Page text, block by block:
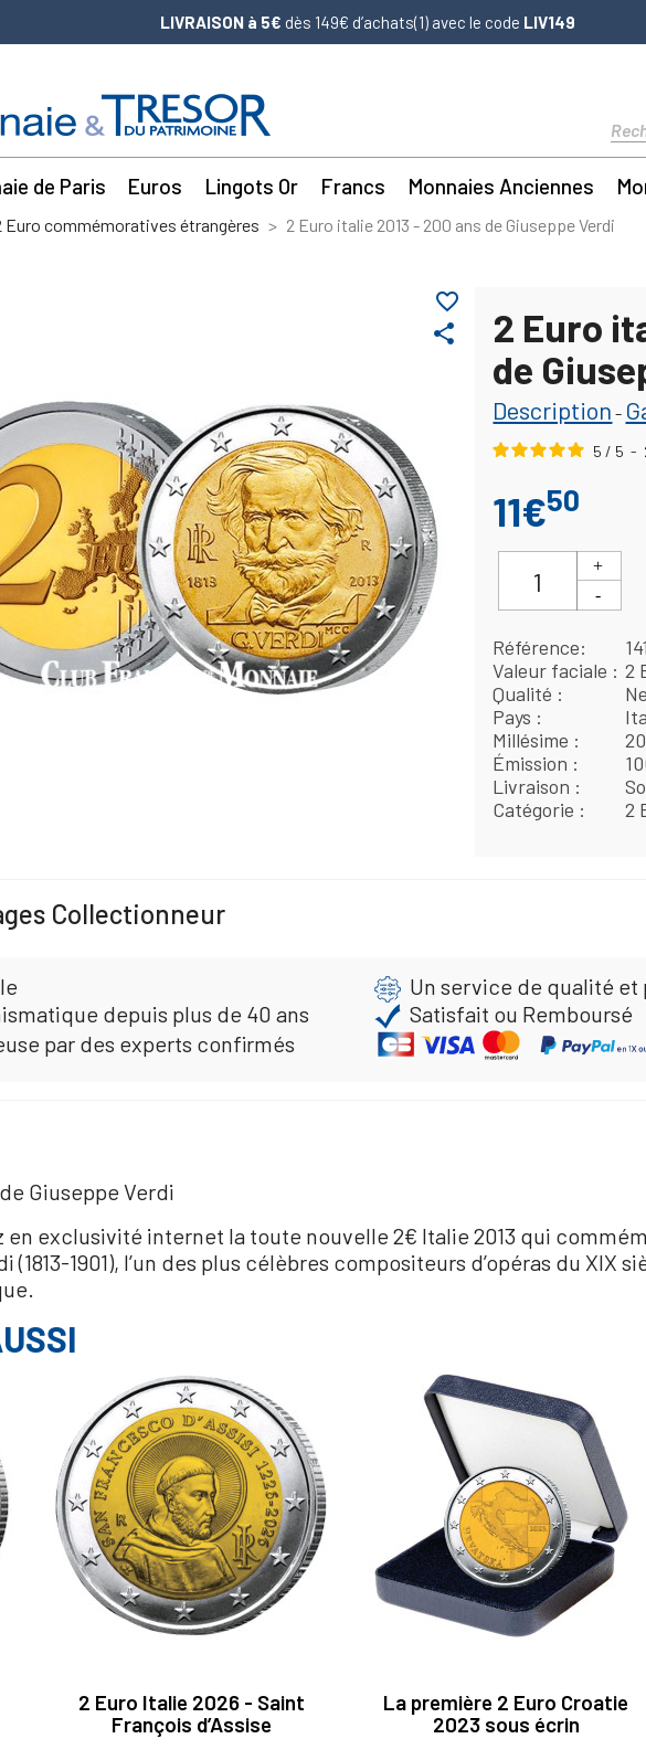
LIVRAISON à 5€ dès 149€ d’achats(1) avec le code LIV149
de Paris Euros Lingots Or Francs Monnaies Anciennes
Euro commémoratives étrangères 2 Euro italie 2013 - 200 ans de Giuseppe Verdi
share
favorite_border
2 Euro
de
Description -
5 / 5 -
11€50
Référence
Valeur faciale
2
Qualité
Pays
Millésime
Émission
Livraison
Catégorie
2
Collectionneur
Un service de qualité et
depuis plus de 40 ans
Satisfait ou Remboursé
par des experts confirmés
Giuseppe Verdi
exclusivité internet la toute nouvelle 2€ Italie 2013 qui
(1813-1901), l’un des plus célèbres compositeurs d’opéras du
2 Euro Italie 2026 - Saint
François d’Assise
La première 2 Euro Croatie
2023 sous écrin